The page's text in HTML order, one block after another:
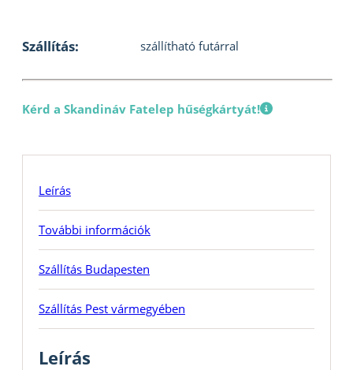
Szállítás: szállítható futárral
Kérd a Skandináv Fatelep hűségkártyát!
Leírás
További információk
Szállítás Budapesten
Szállítás Pest vármegyében
Leírás